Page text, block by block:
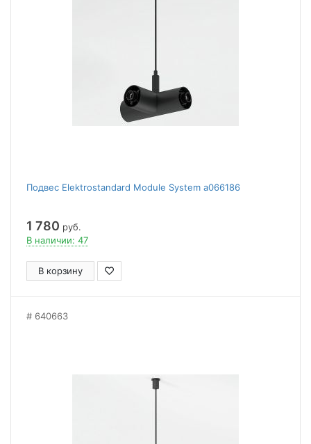
Подвес Elektrostandard Module System a066186
1 780 руб.
В наличии: 47
В корзину
640663